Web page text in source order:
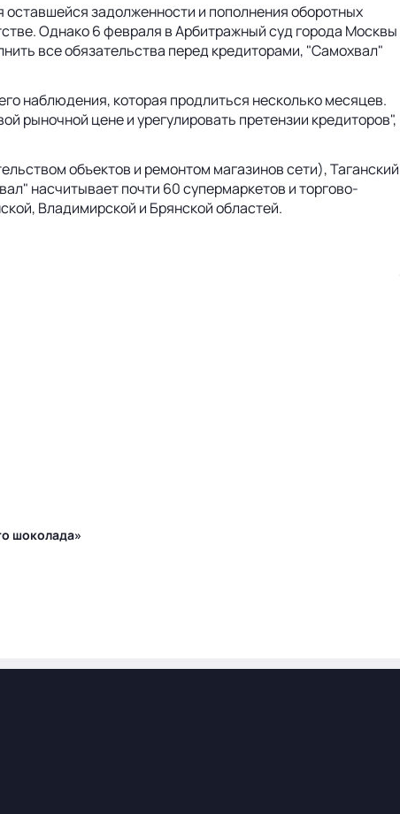
задолженности и пополнения оборотных
Однако 6 февраля в Арбитражный суд города Москвы
все обязательства перед кредиторами, "Самохвал"
наблюдения, которая продлиться несколько месяцев.
рыночной цене и урегулировать претензии кредиторов",
объектов и ремонтом магазинов сети), Таганский
насчитывает почти 60 супермаркетов и торгово-
Владимирской и Брянской областей.
шоколада»